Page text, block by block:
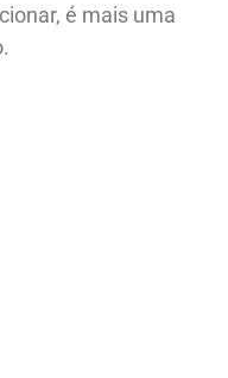
é mais uma